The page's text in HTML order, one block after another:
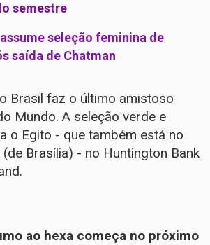
semestre
seleção feminina de
saída de Chatman
Brasil faz o último amistoso
Mundo. A seleção verde e
o Egito - que também está no
Brasília) - no Huntington Bank
ao hexa começa no próximo